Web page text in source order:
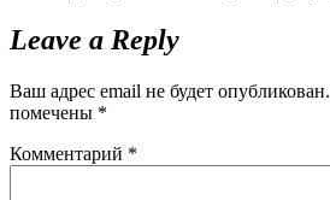
Leave a Reply
Ваш адрес email не будет опубликован.
помечены *
Комментарий *